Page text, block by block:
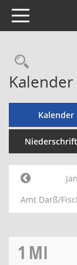
Toggle navigation
Kalender
Amt Darß/
1 MI